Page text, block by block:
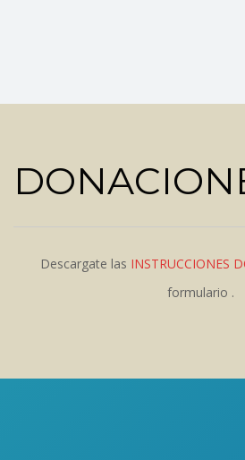
Descargate las INSTRUCCIONES
formulario .